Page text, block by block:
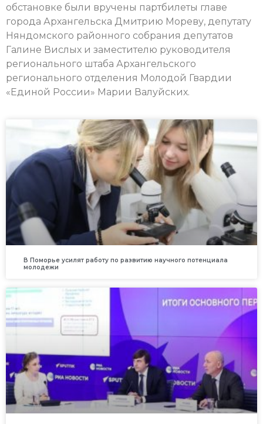
обстановке были вручены партбилеты главе
города Архангельска Дмитрию Мореву, депутату
Няндомского районного собрания депутатов
Галине Вислых и заместителю руководителя
регионального штаба Архангельского
регионального отделения Молодой Гвардии
«Единой России» Марии Валуйских.
В Поморье усилят работу по развитию научного потенциала
молодежи